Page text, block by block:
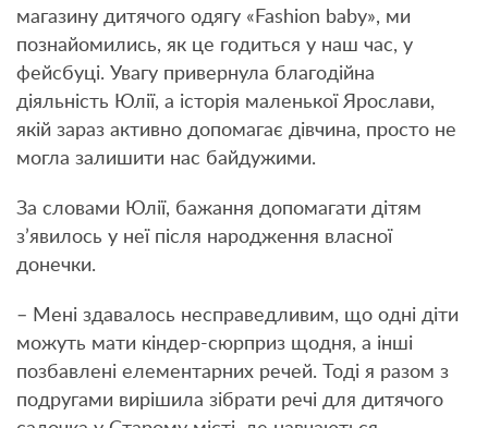
магазину дитячого одягу «Fashion baby», ми
познайомились, як це годиться у наш час, у
фейсбуці. Увагу привернула благодійна
діяльність Юлії, а історія маленької Ярослави,
якій зараз активно допомагає дівчина, просто не
могла залишити нас байдужими.
За словами Юлії, бажання допомагати дітям
з’явилось у неї після народження власної
донечки.
– Мені здавалось несправедливим, що одні діти
можуть мати кіндер-сюрприз щодня, а інші
позбавлені елементарних речей. Тоді я разом з
подругами вирішила зібрати речі для дитячого